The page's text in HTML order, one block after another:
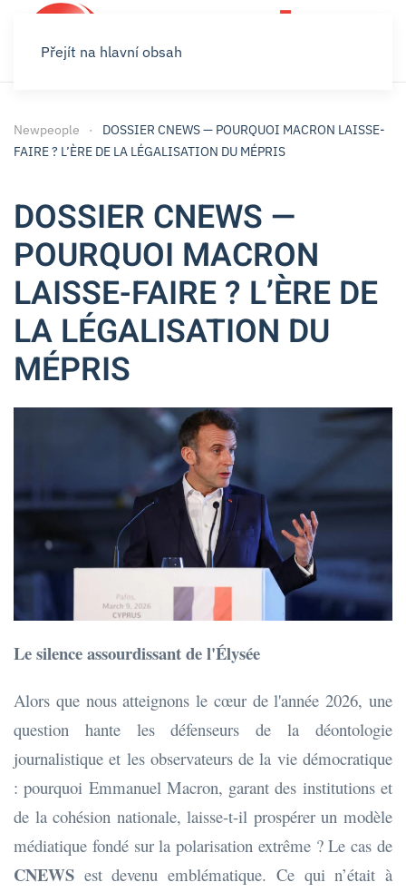
Přejít na hlavní obsah
Newpeople
DOSSIER CNEWS — POURQUOI MACRON LAISSE-
FAIRE ? L’ÈRE DE LA LÉGALISATION DU MÉPRIS
DOSSIER CNEWS —
POURQUOI MACRON
LAISSE-FAIRE ? L’ÈRE DE
LA LÉGALISATION DU
MÉPRIS
Le silence assourdissant de l'Élysée
Alors que nous atteignons le cœur de l'année 2026, une
question hante les défenseurs de la déontologie
journalistique et les observateurs de la vie démocratique
: pourquoi Emmanuel Macron, garant des institutions et
de la cohésion nationale, laisse-t-il prospérer un modèle
médiatique fondé sur la polarisation extrême ? Le cas de
CNEWS est devenu emblématique. Ce qui n’était à